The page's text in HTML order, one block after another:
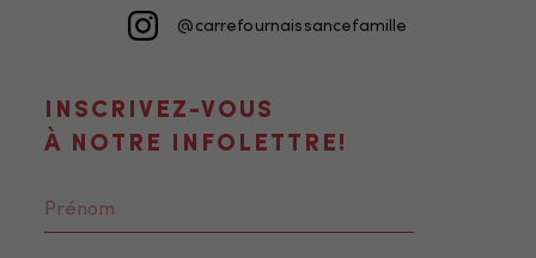
@carrefournaissancefamille
INSCRIVEZ-VOUS
À NOTRE INFOLETTRE!Nécessaire